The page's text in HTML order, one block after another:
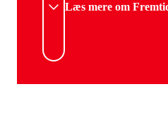
Læs mere om